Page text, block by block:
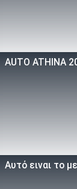
AUTO ATHINA
Αυτό ειναι τo